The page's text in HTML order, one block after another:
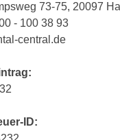
73-75, 20097
- 100 38 93
central.de
ID: